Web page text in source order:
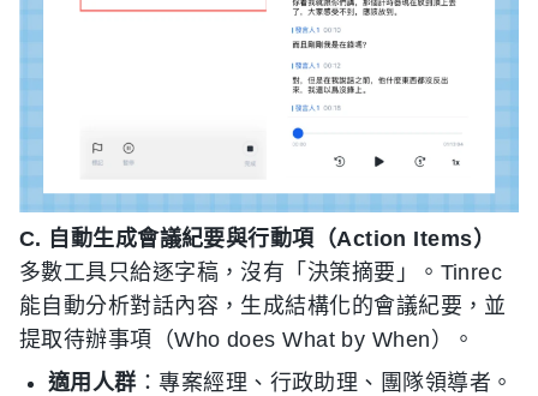
C. 自動生成會議紀要與行動項（Action Items）
多數工具只給逐字稿，沒有「決策摘要」。Tinrec
能自動分析對話內容，生成結構化的會議紀要，並
提取待辦事項（Who does What by When）。
適用人群 ：專案經理、行政助理、團隊領導者。